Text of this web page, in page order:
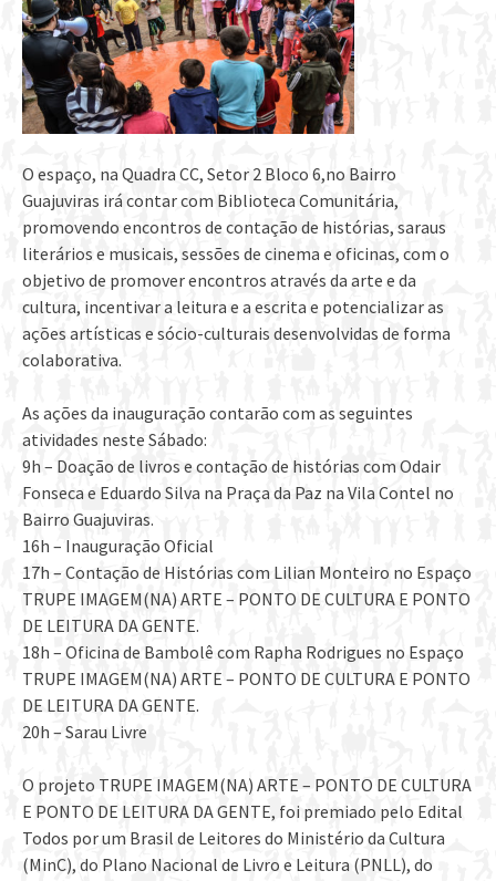
O espaço, na Quadra CC, Setor 2 Bloco 6,no Bairro
Guajuviras irá contar com Biblioteca Comunitária,
promovendo encontros de contação de histórias, saraus
literários e musicais, sessões de cinema e oficinas, com o
objetivo de promover encontros através da arte e da
cultura, incentivar a leitura e a escrita e potencializar as
ações artísticas e sócio-culturais desenvolvidas de forma
colaborativa.
As ações da inauguração contarão com as seguintes
atividades neste Sábado:
9h – Doação de livros e contação de histórias com Odair
Fonseca e Eduardo Silva na Praça da Paz na Vila Contel no
Bairro Guajuviras.
16h – Inauguração Oficial
17h – Contação de Histórias com Lilian Monteiro no Espaço
TRUPE IMAGEM(NA) ARTE – PONTO DE CULTURA E PONTO
DE LEITURA DA GENTE.
18h – Oficina de Bambolê com Rapha Rodrigues no Espaço
TRUPE IMAGEM(NA) ARTE – PONTO DE CULTURA E PONTO
DE LEITURA DA GENTE.
20h – Sarau Livre
O projeto TRUPE IMAGEM(NA) ARTE – PONTO DE CULTURA
E PONTO DE LEITURA DA GENTE, foi premiado pelo Edital
Todos por um Brasil de Leitores do Ministério da Cultura
(MinC), do Plano Nacional de Livro e Leitura (PNLL), do